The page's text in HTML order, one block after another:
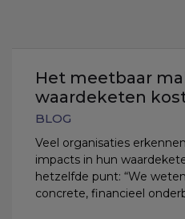
Het meetbaar
waardeketen
BLOG
Veel organisaties
impacts in hun
hetzelfde punt: “We
concrete, financieel